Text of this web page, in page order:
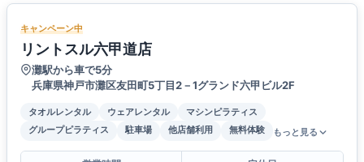
キャンペーン中
リントスル六甲道店
灘駅から車で5分
兵庫県神戸市灘区友田町5丁目2－1グランド六甲ビル2F
タオルレンタル ウェアレンタル
マシンピラティス
グループピラティス
駐車場 他店舗利用 無料体験 もっと見る